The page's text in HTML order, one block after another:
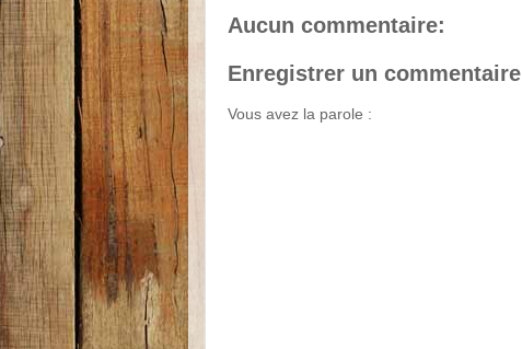
Aucun commentaire:
Enregistrer un commentaire
Vous avez la parole :